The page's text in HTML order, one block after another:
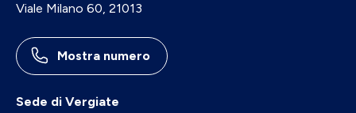
Viale Milano 60, 21013
Mostra numero
Sede di Vergiate